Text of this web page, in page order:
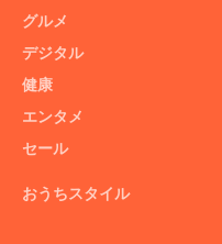
グルメ
デジタル
健康
エンタメ
セール
おうちスタイル